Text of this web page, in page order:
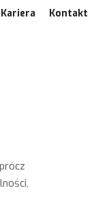
Kariera Kontakt